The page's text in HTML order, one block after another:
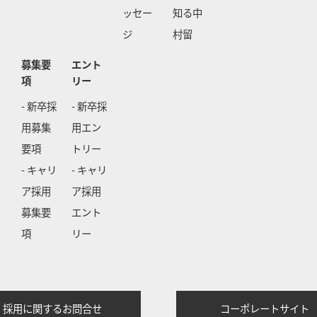
ッセー
ジ
知る中
村留
募集要
項
- 新卒採
用募集
要項
- キャリ
ア採用
募集要
項
エント
リー
- 新卒採
用エン
トリー
- キャリ
ア採用
エント
リー
採用に関するお問合せ コーポレートサイト